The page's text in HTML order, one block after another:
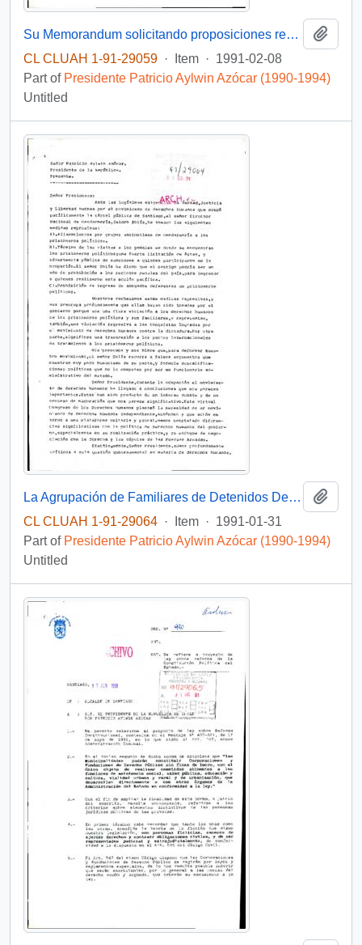
Su Memorandum solicitando proposiciones respecto de Proyecto de Ley sobre reprogramación de deudas del sector agrícola presentado a su consideración por FEDAC-Curico
CL CLUAH 1-91-29059 · Item · 1991-02-08
Part of Presidente Patricio Aylwin Azócar (1990-1994)
Untitled
La Agrupación de Familiares de Detenidos Desaparecidos junto a otras organizaciones sociales solicita reunirse con autoridades políticas para conversar acerca de la situación de los prisioneros políticos en Chile
CL CLUAH 1-91-29064 · Item · 1991-01-31
Part of Presidente Patricio Aylwin Azócar (1990-1994)
Untitled